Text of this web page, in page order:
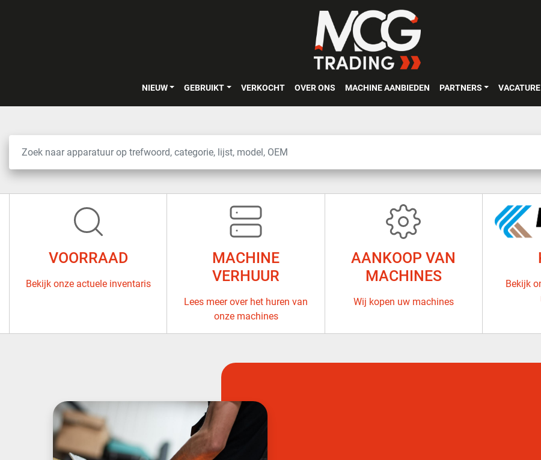
NIEUW GEBRUIKT VERKOCHT OVER ONS MACHINE AANBIEDEN PARTNERS VACATURE
VOORRAAD
Bekijk onze actuele inventaris
MACHINE
VERHUUR
Lees meer over het huren van
onze machines
AANKOOP VAN
MACHINES
Wij kopen uw machines
Bekijk